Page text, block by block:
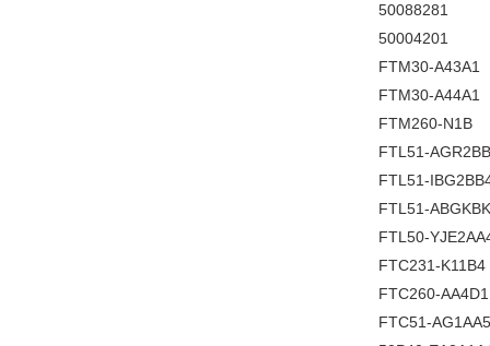
50088281
50004201
FTM30-A43A1
FTM30-A44A1
FTM260-N1B
FTL51-
FTL51-
FTL51-
FTL50-
FTC231-
FTC260-AA4D1
FTC51-